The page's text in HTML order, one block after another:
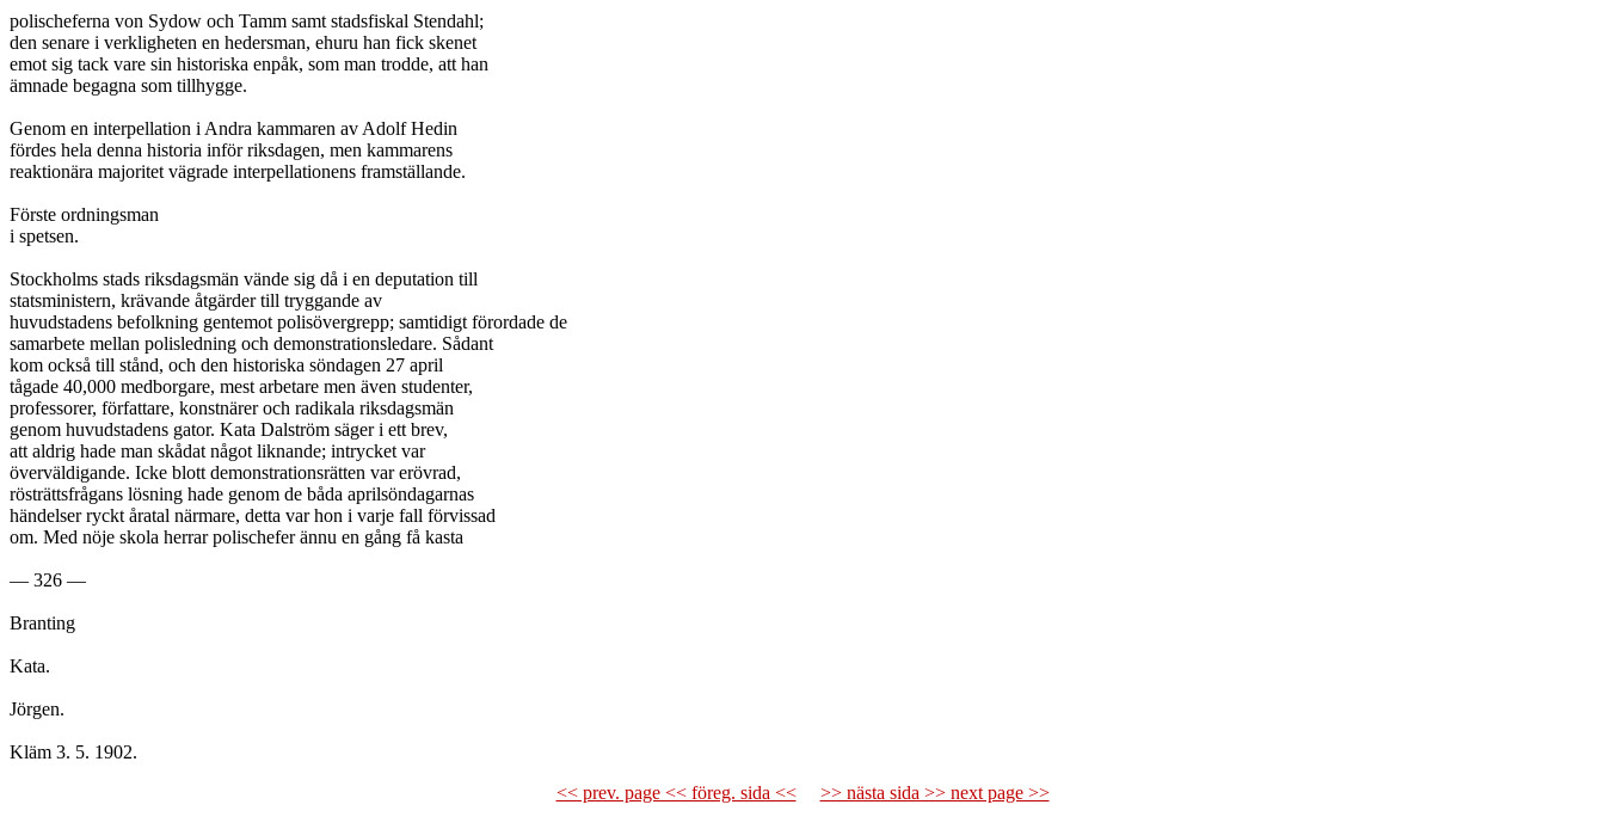
polischeferna von Sydow och Tamm samt stadsfiskal Stendahl;
den senare i verkligheten en hedersman, ehuru han fick skenet
emot sig tack vare sin historiska enpåk, som man trodde, att han
ämnade begagna som tillhygge.
Genom en interpellation i Andra kammaren av Adolf Hedin
fördes hela denna historia inför riksdagen, men kammarens
reaktionära majoritet vägrade interpellationens framställande.
Förste ordningsman
i spetsen.
Stockholms stads riksdagsmän vände sig då i en deputation till
statsministern, krävande åtgärder till tryggande av
huvudstadens befolkning gentemot polisövergrepp; samtidigt förordade de
samarbete mellan polisledning och demonstrationsledare. Sådant
kom också till stånd, och den historiska söndagen 27 april
tågade 40,000 medborgare, mest arbetare men även studenter,
professorer, författare, konstnärer och radikala riksdagsmän
genom huvudstadens gator. Kata Dalström säger i ett brev,
att aldrig hade man skådat något liknande; intrycket var
överväldigande. Icke blott demonstrationsrätten var erövrad,
rösträttsfrågans lösning hade genom de båda aprilsöndagarnas
händelser ryckt åratal närmare, detta var hon i varje fall förvissad
om. Med nöje skola herrar polischefer ännu en gång få kasta
— 326 —
Branting
Kata.
Jörgen.
Kläm 3. 5. 1902.
<< prev. page << föreg. sida <<
>> nästa sida >> next page >>